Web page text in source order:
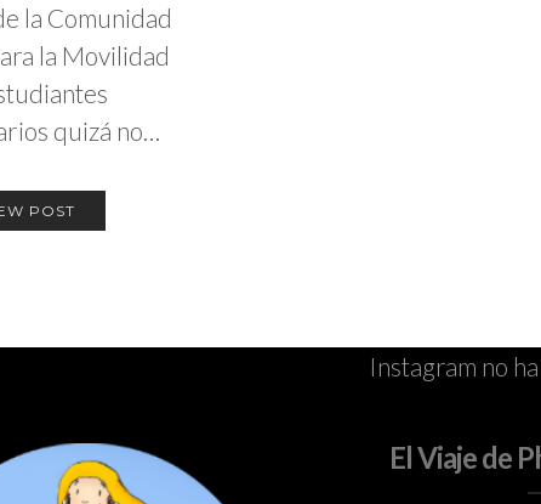
la Comunidad
la Movilidad
quizá no…
POST
Instagram no
El Viaje de